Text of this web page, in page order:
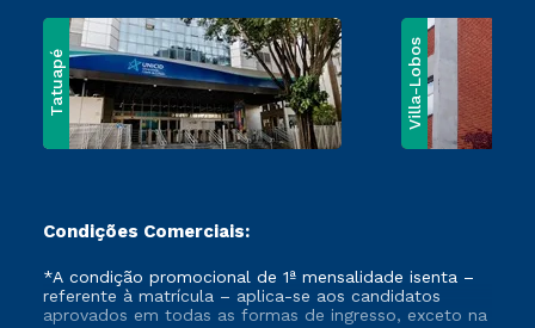
Tatuapé Villa-Lobos
Condições Comerciais:
*A condição promocional de 1ª mensalidade isenta –
referente à matrícula – aplica-se aos candidatos
aprovados em todas as formas de ingresso, exceto na